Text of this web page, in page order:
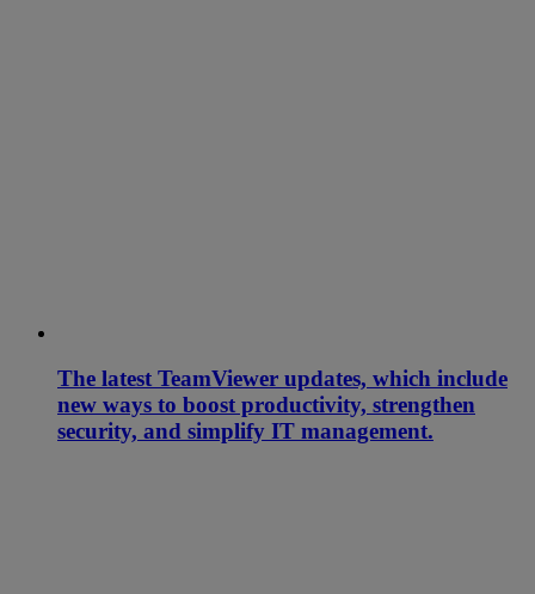
The latest TeamViewer updates, which include
new ways to boost productivity, strengthen
security, and simplify IT management.